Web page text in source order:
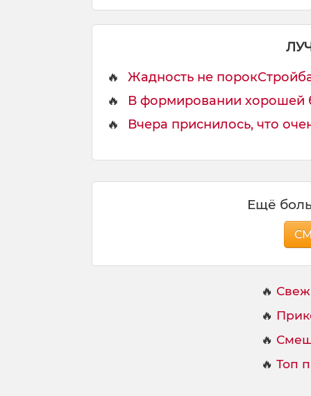
🔥
Жадность не
🔥
В формировании хорошей
🔥
Вчера приснилось, что
Ещё
🔥
🔥
🔥
🔥 Топ